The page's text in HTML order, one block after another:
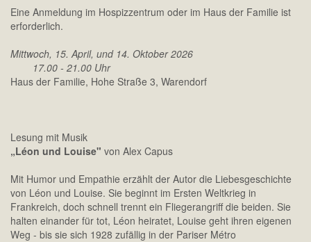
Eine Anmeldung im Hospizzentrum oder im Haus der Familie ist
erforderlich.
Mittwoch, 15. April, und 14. Oktober 2026
17.00 - 21.00 Uhr
Haus der Familie, Hohe Straße 3, Warendorf
Lesung mit Musik
„Léon und Louise" von Alex Capus
Mit Humor und Empathie erzählt der Autor die Liebesgeschichte
von Léon und Louise. Sie beginnt im Ersten Weltkrieg in
Frankreich, doch schnell trennt ein Fliegerangriff die beiden. Sie
halten einander für tot, Léon heiratet, Louise geht ihren eigenen
Weg - bis sie sich 1928 zufällig in der Pariser Métro